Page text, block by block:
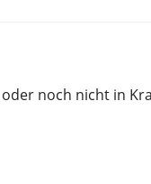
noch nicht in